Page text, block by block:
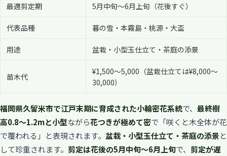
最適剪定期 5月中旬〜6月上旬（花後すぐ）
代表品種 暮の雪・本霧島・桃源・大盃
用途 盆栽・小型玉仕立て・茶庭の添景
苗木代
¥1,500〜5,000（盆栽仕立ては¥8,000〜
30,000）
福岡県久留米市で江戸末期に育成された小輪密花系統で、 最終樹
高0.8〜1.2mと小型ながら花つきが極めて密で「咲くと木全体が花
で覆われる」と表現されます。 盆栽・小型玉仕立て・茶庭の添景と
して珍重されます。 剪定は花後の5月中旬〜6月上旬で、 剪定が遅